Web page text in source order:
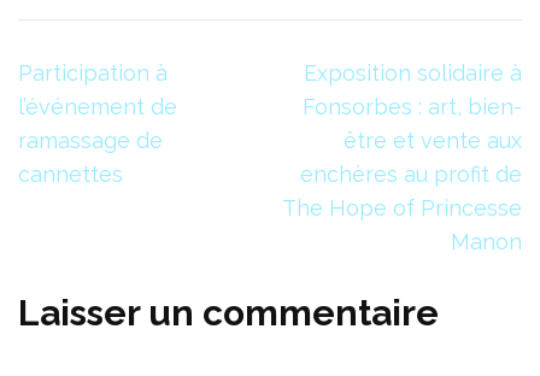
Navigation
de
l’article
Participation à
l’événement de
ramassage de
cannettes
Exposition solidaire à
Fonsorbes : art, bien-
être et vente aux
enchères au profit de
The Hope of Princesse
Manon
Laisser un commentaire